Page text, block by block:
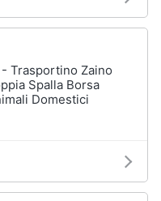
- Trasportino Zaino
Spalla Borsa
Domestici